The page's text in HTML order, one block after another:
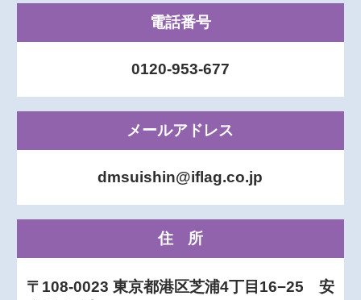
電話番号
0120-953-677
メールアドレス
dmsuishin@iflag.co.jp
住所
〒108-0023 東京都港区芝浦4丁目16−25 安